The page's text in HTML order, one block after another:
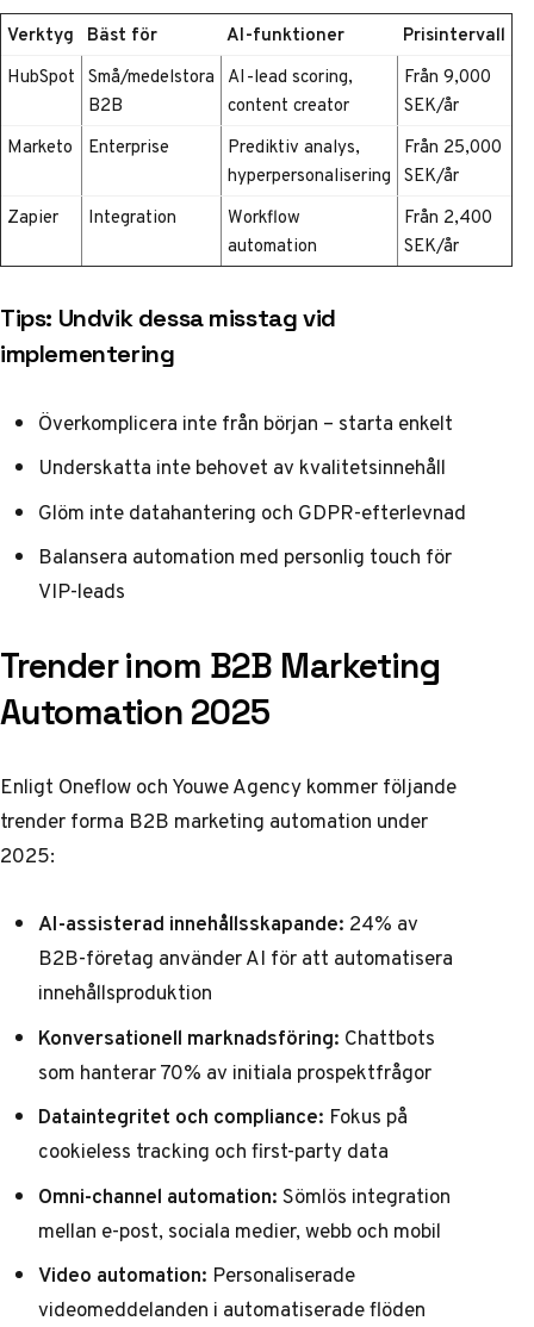
Verktyg Bäst för AI-funktioner
Prisintervall
HubSpot Små/medelstora
B2B
AI-lead scoring,
content creator
Från 9,000
SEK/år
Marketo
Enterprise
Prediktiv analys,
hyperpersonalisering
Från 25,000
SEK/år
Zapier
Integration
Workflow
automation
Från 2,400
SEK/år
Tips: Undvik dessa misstag vid
implementering
Överkomplicera inte från början – starta enkelt
Underskatta inte behovet av kvalitetsinnehåll
Glöm inte datahantering och GDPR-efterlevnad
Balansera automation med personlig touch för
VIP-leads
Trender inom B2B Marketing
Automation 2025
Enligt OneflowochYouwe Agencykommer följande
trender forma B2B marketing automation under
2025:
AI-assisterad innehållsskapande: 24% av
B2B-företag använder AI för att automatisera
innehållsproduktion
Konversationell marknadsföring: Chattbots
som hanterar 70% av initiala prospektfrågor
Dataintegritet och compliance: Fokus på
cookieless tracking och first-party data
Omni-channel automation:Sömlös integration
mellan e-post, sociala medier, webb och mobil
Video automation: Personaliserade
videomeddelanden i automatiserade flöden